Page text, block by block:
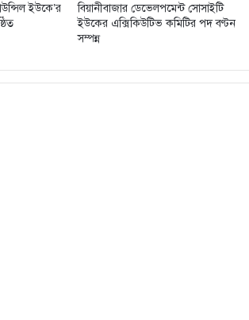
ইউকে’র
বিয়ানীবাজার ডেভেলপমেন্ট সোসাইটি
ইউকের এক্সিকিউটিভ কমিটির পদ বণ্টন
সম্পন্ন